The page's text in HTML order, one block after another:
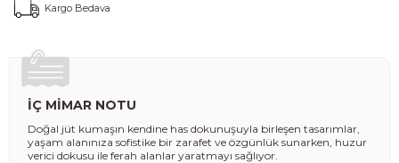
Kargo Bedava
İÇ MİMAR NOTU
Doğal jüt kumaşın kendine has dokunuşuyla birleşen tasarımlar,
yaşam alanınıza sofistike bir zarafet ve özgünlük sunarken, huzur
verici dokusu ile ferah alanlar yaratmayı sağlıyor.